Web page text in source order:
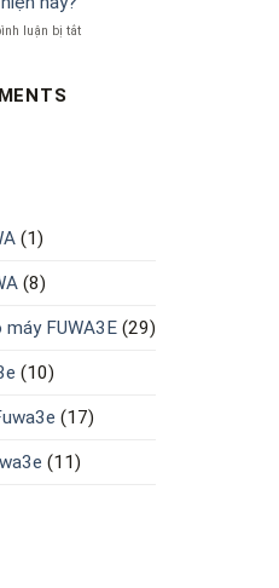
cho
luận bị tắtở
(1)
(8)
FUWA3E (29)
(10)
(17)
(11)